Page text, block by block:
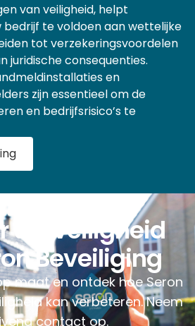
van veiligheid, helpt
bedrijf te voldoen aan wettelijke
tot verzekeringsvoordelen
juridische consequenties.
en
zijn essentieel om de
en bedrijfsrisico’s te
uw veiligheid
Beveiliging
maat en ontdek hoe Seron
kan verbeteren. Neem
contact op.